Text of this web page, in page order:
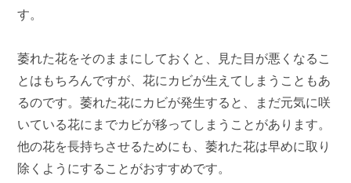
す。
萎れた花をそのままにしておくと、見た目が悪くなるこ
とはもちろんですが、花にカビが生えてしまうこともあ
るのです。萎れた花にカビが発生すると、まだ元気に咲
いている花にまでカビが移ってしまうことがあります。
他の花を長持ちさせるためにも、萎れた花は早めに取り
除くようにすることがおすすめです。